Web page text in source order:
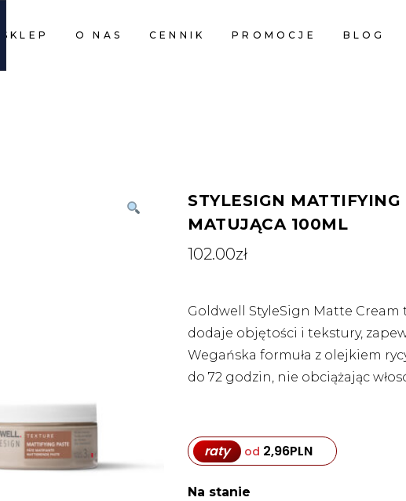
SKLEP O NAS CENNIK PROMOCJE BLOG
STYLESIGN MATTIFYING
MATUJĄCA 100ML
102.00zł
Goldwell StyleSign Matte Cream
dodaje objętości i tekstury,
Wegańska formuła z olejkiem
do 72 godzin, nie obciążając
raty od 2,96PLN
Na stanie